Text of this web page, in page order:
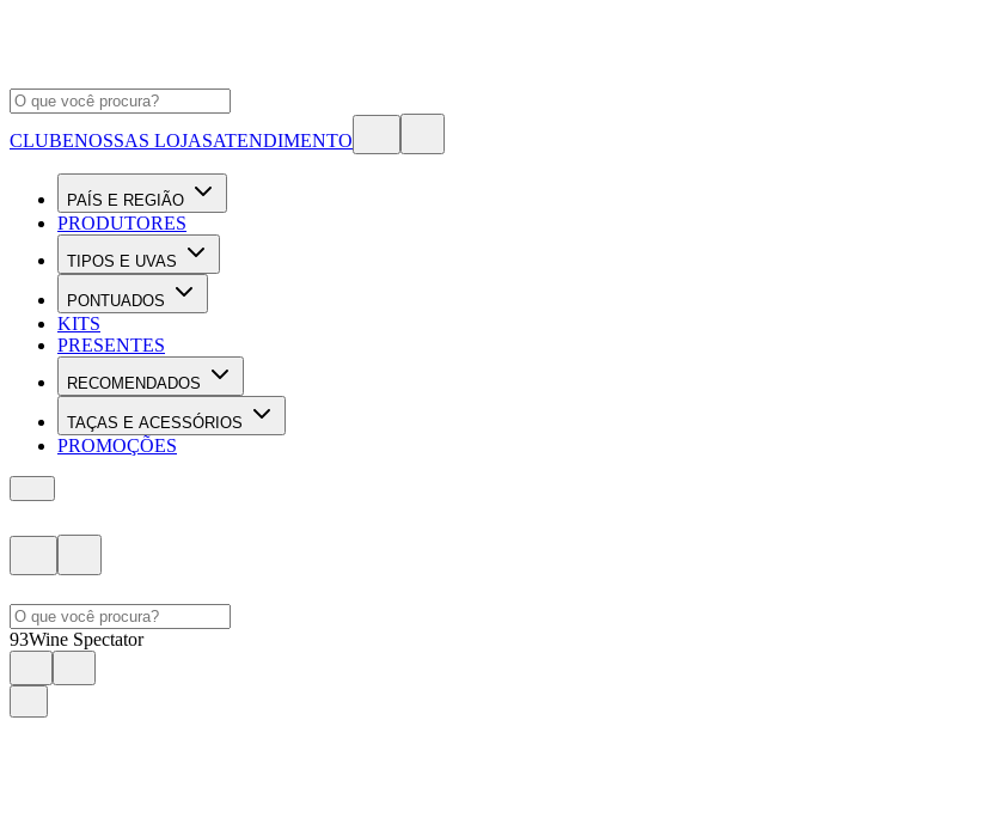
CLUBENOSSAS LOJASATENDIMENTO
PAÍS E REGIÃO
PRODUTORES
TIPOS E UVAS
PONTUADOS
KITS
PRESENTES
RECOMENDADOS
TAÇAS E ACESSÓRIOS
PROMOÇÕES
93Wine Spectator